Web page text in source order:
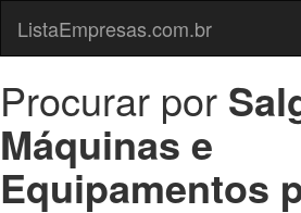
ListaEmpresas.com.br
Procurar por
Máquinas e
Equipamentos